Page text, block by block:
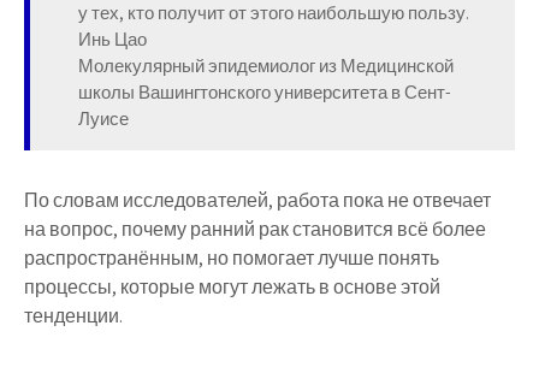
у тех, кто получит от этого наибольшую пользу.
Инь Цао
Молекулярный эпидемиолог из Медицинской
школы Вашингтонского университета в Сент-
Луисе
По словам исследователей, работа пока не отвечает
на вопрос, почему ранний рак становится всё более
распространённым, но помогает лучше понять
процессы, которые могут лежать в основе этой
тенденции.